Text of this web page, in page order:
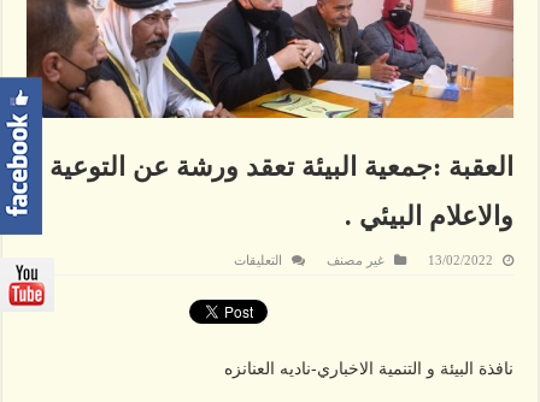
العقبة :جمعية البيئة تعقد ورشة عن التوعية
والاعلام البيئي .
13/02/2022 غير مصنف التعليقات
البيئة
تعقد
التوعية
والاعلام
نافذة البيئة و التنمية الاخباري-ناديه العنانزه